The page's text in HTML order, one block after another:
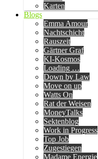
Karten
Blogs
Emma Amour
Nachtschicht
Rauszeit
Gärtner Graf
KI-Kosmos
Loading …
Down by Law
Move on up
Watts On
Rat der Weisen
MoneyTalks
Sektenblog
Work in Progress
Top Job
Zugestiegen
Madame Energie